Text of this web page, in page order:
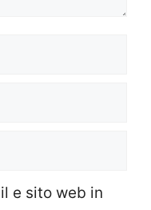
e sito web in